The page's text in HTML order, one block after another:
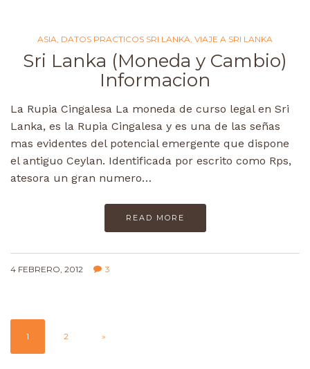
ASIA, DATOS PRACTICOS SRI LANKA, VIAJE A SRI LANKA
Sri Lanka (Moneda y Cambio)
Informacion
La Rupia Cingalesa La moneda de curso legal en Sri
Lanka, es la Rupia Cingalesa y es una de las señas
mas evidentes del potencial emergente que dispone
el antiguo Ceylan. Identificada por escrito como Rps,
atesora un gran numero…
READ MORE
4 FEBRERO, 2012 3
1 2 »